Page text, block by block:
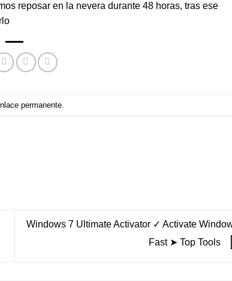
reposar en la nevera durante 48 horas, tras ese
permanente
Windows 7 Ultimate Activator ✓ Activate
Fast ➤ Top Tools